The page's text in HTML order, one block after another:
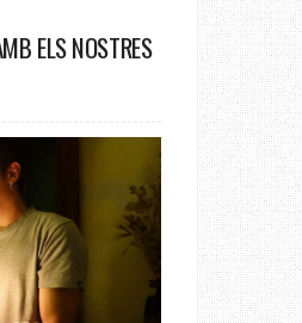
ELS NOSTRES